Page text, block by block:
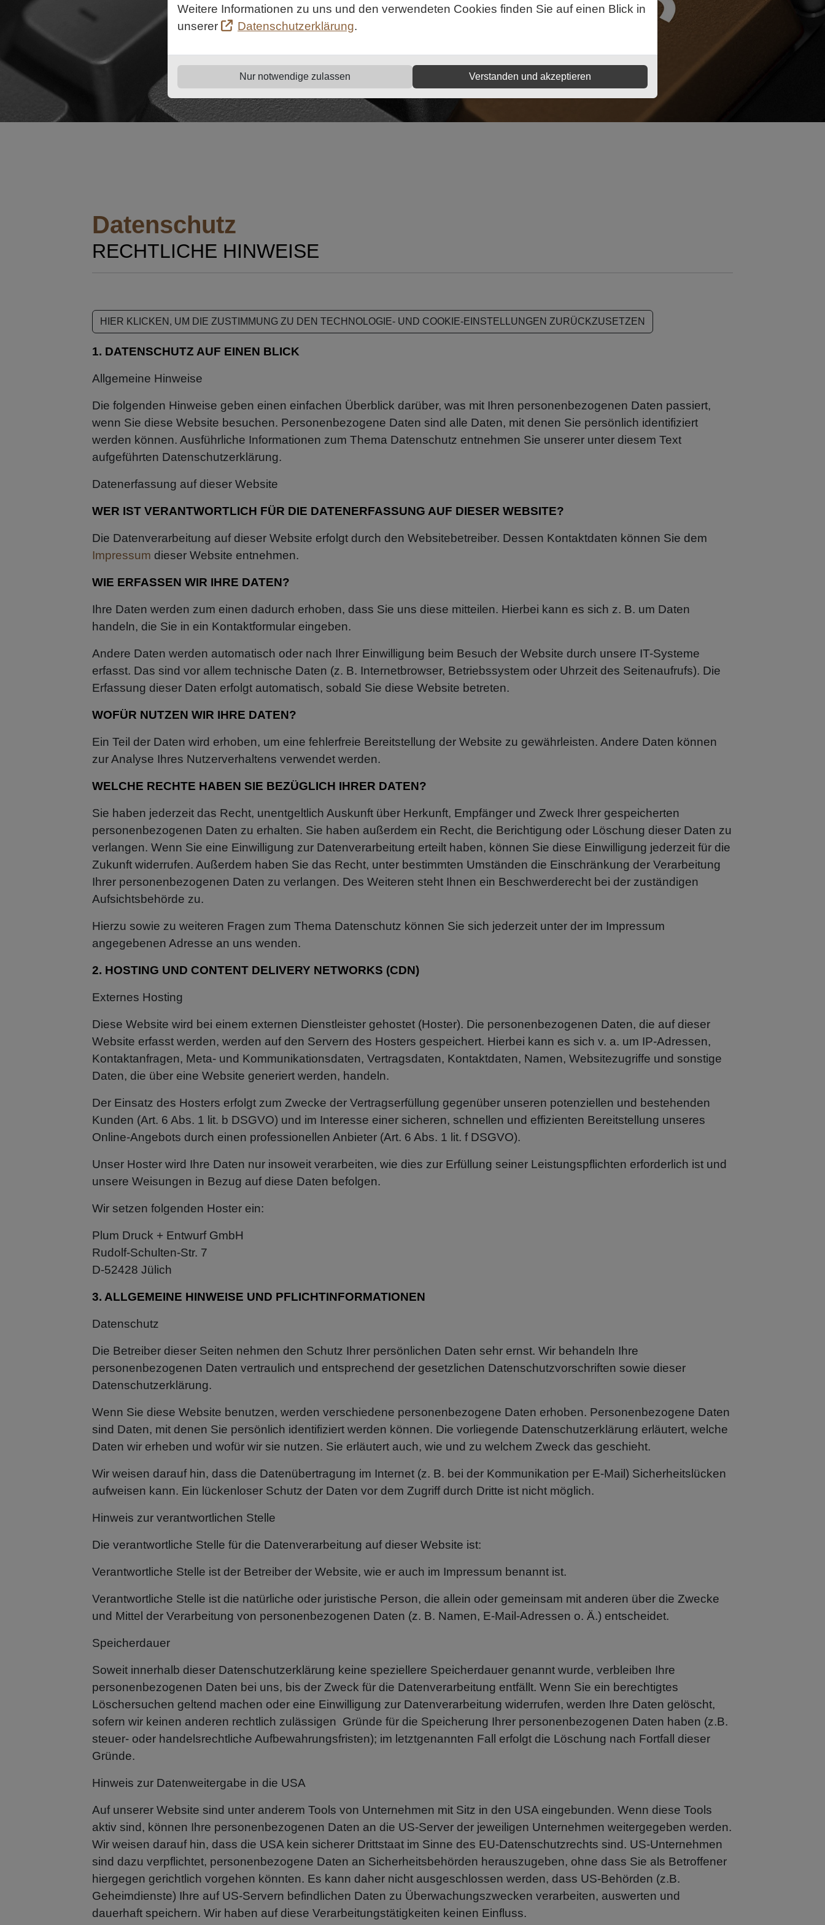
Datenschutz
RECHTLICHE HINWEISE
HIER KLICKEN, UM DIE ZUSTIMMUNG ZU DEN TECHNOLOGIE- UND COOKIE-EINSTELLUNGEN ZURÜCKZUSETZEN
1. DATENSCHUTZ AUF EINEN BLICK
Allgemeine Hinweise
Die folgenden Hinweise geben einen einfachen Überblick darüber, was mit Ihren personenbezogenen Daten passiert,
wenn Sie diese Website besuchen. Personenbezogene Daten sind alle Daten, mit denen Sie persönlich identifiziert
werden können. Ausführliche Informationen zum Thema Datenschutz entnehmen Sie unserer unter diesem Text
aufgeführten Datenschutzerklärung.
Datenerfassung auf dieser Website
WER IST VERANTWORTLICH FÜR DIE DATENERFASSUNG AUF DIESER WEBSITE?
Die Datenverarbeitung auf dieser Website erfolgt durch den Websitebetreiber. Dessen Kontaktdaten können Sie dem
Impressum dieser Website entnehmen.
WIE ERFASSEN WIR IHRE DATEN?
Ihre Daten werden zum einen dadurch erhoben, dass Sie uns diese mitteilen. Hierbei kann es sich z. B. um Daten
handeln, die Sie in ein Kontaktformular eingeben.
Andere Daten werden automatisch oder nach Ihrer Einwilligung beim Besuch der Website durch unsere IT-Systeme
erfasst. Das sind vor allem technische Daten (z. B. Internetbrowser, Betriebssystem oder Uhrzeit des Seitenaufrufs). Die
Erfassung dieser Daten erfolgt automatisch, sobald Sie diese Website betreten.
WOFÜR NUTZEN WIR IHRE DATEN?
Ein Teil der Daten wird erhoben, um eine fehlerfreie Bereitstellung der Website zu gewährleisten. Andere Daten können
zur Analyse Ihres Nutzerverhaltens verwendet werden.
WELCHE RECHTE HABEN SIE BEZÜGLICH IHRER DATEN?
Sie haben jederzeit das Recht, unentgeltlich Auskunft über Herkunft, Empfänger und Zweck Ihrer gespeicherten
personenbezogenen Daten zu erhalten. Sie haben außerdem ein Recht, die Berichtigung oder Löschung dieser Daten zu
verlangen. Wenn Sie eine Einwilligung zur Datenverarbeitung erteilt haben, können Sie diese Einwilligung jederzeit für die
Zukunft widerrufen. Außerdem haben Sie das Recht, unter bestimmten Umständen die Einschränkung der Verarbeitung
Ihrer personenbezogenen Daten zu verlangen. Des Weiteren steht Ihnen ein Beschwerderecht bei der zuständigen
Aufsichtsbehörde zu.
Hierzu sowie zu weiteren Fragen zum Thema Datenschutz können Sie sich jederzeit unter der im Impressum
angegebenen Adresse an uns wenden.
2. HOSTING UND CONTENT DELIVERY NETWORKS (CDN)
Externes Hosting
Diese Website wird bei einem externen Dienstleister gehostet (Hoster). Die personenbezogenen Daten, die auf dieser
Website erfasst werden, werden auf den Servern des Hosters gespeichert. Hierbei kann es sich v. a. um IP-Adressen,
Kontaktanfragen, Meta- und Kommunikationsdaten, Vertragsdaten, Kontaktdaten, Namen, Websitezugriffe und sonstige
Daten, die über eine Website generiert werden, handeln.
Der Einsatz des Hosters erfolgt zum Zwecke der Vertragserfüllung gegenüber unseren potenziellen und bestehenden
Kunden (Art. 6 Abs. 1 lit. b DSGVO) und im Interesse einer sicheren, schnellen und effizienten Bereitstellung unseres
Online-Angebots durch einen professionellen Anbieter (Art. 6 Abs. 1 lit. f DSGVO).
Unser Hoster wird Ihre Daten nur insoweit verarbeiten, wie dies zur Erfüllung seiner Leistungspflichten erforderlich ist und
unsere Weisungen in Bezug auf diese Daten befolgen.
Wir setzen folgenden Hoster ein:
Plum Druck + Entwurf GmbH
Rudolf-Schulten-Str. 7
D-52428 Jülich
3. ALLGEMEINE HINWEISE UND PFLICHT­INFORMATIONEN
Datenschutz
Die Betreiber dieser Seiten nehmen den Schutz Ihrer persönlichen Daten sehr ernst. Wir behandeln Ihre
personenbezogenen Daten vertraulich und entsprechend der gesetzlichen Datenschutzvorschriften sowie dieser
Datenschutzerklärung.
Wenn Sie diese Website benutzen, werden verschiedene personenbezogene Daten erhoben. Personenbezogene Daten
sind Daten, mit denen Sie persönlich identifiziert werden können. Die vorliegende Datenschutzerklärung erläutert, welche
Daten wir erheben und wofür wir sie nutzen. Sie erläutert auch, wie und zu welchem Zweck das geschieht.
Wir weisen darauf hin, dass die Datenübertragung im Internet (z. B. bei der Kommunikation per E-Mail) Sicherheitslücken
aufweisen kann. Ein lückenloser Schutz der Daten vor dem Zugriff durch Dritte ist nicht möglich.
Hinweis zur verantwortlichen Stelle
Die verantwortliche Stelle für die Datenverarbeitung auf dieser Website ist:
Verantwortliche Stelle ist der Betreiber der Website, wie er auch im Impressum benannt ist.
Verantwortliche Stelle ist die natürliche oder juristische Person, die allein oder gemeinsam mit anderen über die Zwecke
und Mittel der Verarbeitung von personenbezogenen Daten (z. B. Namen, E-Mail-Adressen o. Ä.) entscheidet.
Speicherdauer
Soweit innerhalb dieser Datenschutzerklärung keine speziellere Speicherdauer genannt wurde, verbleiben Ihre
personenbezogenen Daten bei uns, bis der Zweck für die Datenverarbeitung entfällt. Wenn Sie ein berechtigtes
Löschersuchen geltend machen oder eine Einwilligung zur Datenverarbeitung widerrufen, werden Ihre Daten gelöscht,
sofern wir keinen anderen rechtlich zulässigen Gründe für die Speicherung Ihrer personenbezogenen Daten haben (z.B.
steuer- oder handelsrechtliche Aufbewahrungsfristen); im letztgenannten Fall erfolgt die Löschung nach Fortfall dieser
Gründe.
Hinweis zur Datenweitergabe in die USA
Auf unserer Website sind unter anderem Tools von Unternehmen mit Sitz in den USA eingebunden. Wenn diese Tools
aktiv sind, können Ihre personenbezogenen Daten an die US-Server der jeweiligen Unternehmen weitergegeben werden.
Wir weisen darauf hin, dass die USA kein sicherer Drittstaat im Sinne des EU-Datenschutzrechts sind. US-Unternehmen
sind dazu verpflichtet, personenbezogene Daten an Sicherheitsbehörden herauszugeben, ohne dass Sie als Betroffener
hiergegen gerichtlich vorgehen könnten. Es kann daher nicht ausgeschlossen werden, dass US-Behörden (z.B.
Geheimdienste) Ihre auf US-Servern befindlichen Daten zu Überwachungszwecken verarbeiten, auswerten und
dauerhaft speichern. Wir haben auf diese Verarbeitungstätigkeiten keinen Einfluss.
Weitere Informationen zu uns und den verwendeten Cookies finden Sie auf einen Blick in
unserer
Datenschutzerklärung.
Nur notwendige zulassen Verstanden und akzeptieren